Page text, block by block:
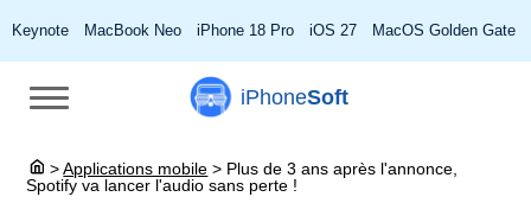
Keynote MacBook Neo iPhone 18 Pro iOS 27 MacOS Golden Gate
iPhoneSoft
> Applications mobile > Plus de 3 ans après l'annonce,
Spotify va lancer l'audio sans perte !